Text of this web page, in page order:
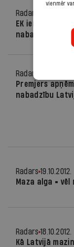
Radars
EK ierosina
nabagu
Radars
Premjers
nabadzību
Radars 19.10.2012.
Maza alga =
Radars 18.10.2012.
Kā Latvijā
vienmēr